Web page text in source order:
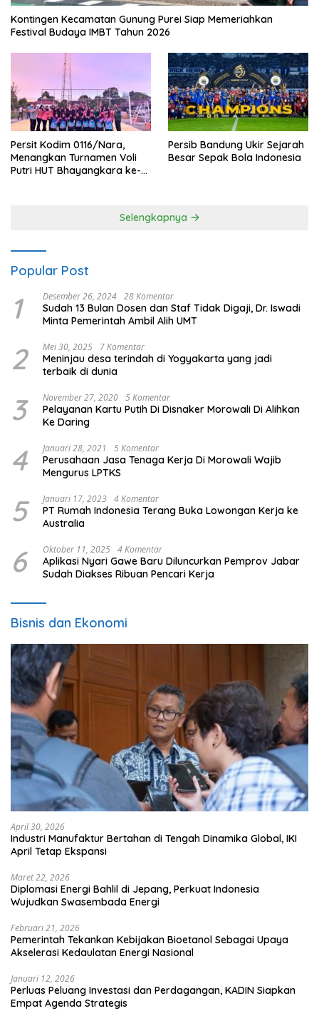
Kontingen Kecamatan Gunung Purei Siap Memeriahkan
Festival Budaya IMBT Tahun 2026
Persit Kodim 0116/Nara,
Menangkan Turnamen Voli
Putri HUT Bhayangkara ke-
Persib Bandung Ukir Sejarah
Besar Sepak Bola Indonesia
Selengkapnya
Popular Post
1 Desember 26, 2024 28 Komentar
Sudah 13 Bulan Dosen dan Staf Tidak Digaji, Dr. Iswadi
Minta Pemerintah Ambil Alih UMT
2 Mei 30, 2025 7 Komentar
Meninjau desa terindah di Yogyakarta yang jadi
terbaik di dunia
3 November 27, 2020 5 Komentar
Pelayanan Kartu Putih Di Disnaker Morowali Di Alihkan
Ke Daring
4 Januari 28, 2021 5 Komentar
Perusahaan Jasa Tenaga Kerja Di Morowali Wajib
Mengurus LPTKS
5 Januari 17, 2023 4 Komentar
PT Rumah Indonesia Terang Buka Lowongan Kerja ke
Australia
6 Oktober 11, 2025 4 Komentar
Aplikasi Nyari Gawe Baru Diluncurkan Pemprov Jabar
Sudah Diakses Ribuan Pencari Kerja
Bisnis dan Ekonomi
April 30, 2026
Industri Manufaktur Bertahan di Tengah Dinamika Global, IKI
April Tetap Ekspansi
Maret 22, 2026
Diplomasi Energi Bahlil di Jepang, Perkuat Indonesia
Wujudkan Swasembada Energi
Februari 21, 2026
Pemerintah Tekankan Kebijakan Bioetanol Sebagai Upaya
Akselerasi Kedaulatan Energi Nasional
Januari 12, 2026
Perluas Peluang Investasi dan Perdagangan, KADIN Siapkan
Empat Agenda Strategis